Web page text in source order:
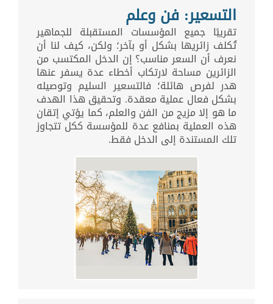
التسعير: فن وعلم
تقريبًا جميع المؤسسات المستقبلة للجماهير
تُكلف زائريها بشكل أو بآخر؛ ولكن، كيف لنا أن
نعرف أن السعر مناسب؟ إن الدخل المكتسب من
الزائرين مساحة لارتكاب أخطاء عدة يسفر عنها
هدر لفرص هائلة؛ فالتسعير السليم وتوصيله
بشكل فعال عملية معقدة. وتحقيق هذا الهدف
ما هو إلا مزيج من الفن والعلم، كما يؤتي إتقان
هذه العملية بمنافع عدة للمؤسسة ككل تتجاوز
تلك المستندة إلى الدخل فقط.